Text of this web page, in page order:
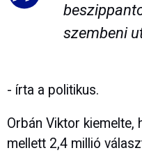
szembeni
- írta a politikus.
Orbán Viktor kiemelte,
mellett 2,4 millió